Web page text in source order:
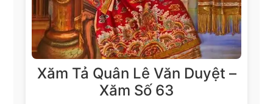
Xăm Tả Quân Lê Văn Duyệt –
Xăm Số 63